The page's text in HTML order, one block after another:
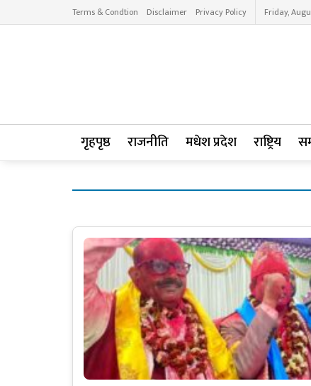
Terms & Condtion Disclaimer Privacy Policy Friday,
गृहपृष्ठ राजनीति मधेश प्रदेश राष्ट्रिय